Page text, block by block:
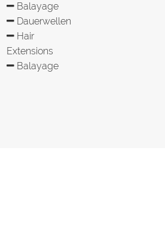
Balayage
Dauerwellen
Hair
Extensions
Balayage